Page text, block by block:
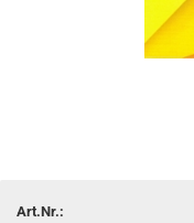
Art.Nr.: